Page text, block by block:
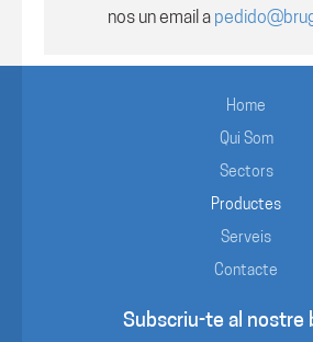
nos un email a
Home
Qui Som
Sectors
Productes
Serveis
Contacte
Subscriu-te al nostre